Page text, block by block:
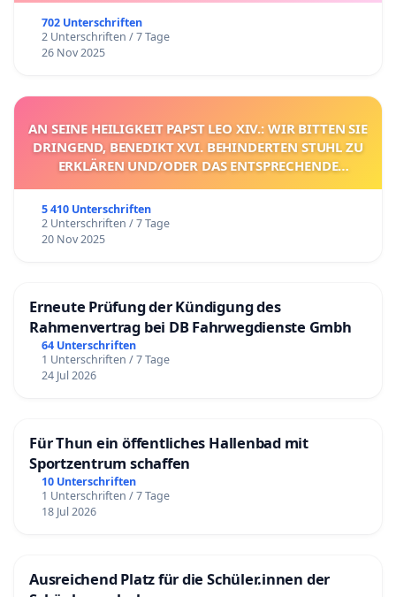
702 Unterschriften
2 Unterschriften / 7 Tage
26 Nov 2025
AN SEINE HEILIGKEIT PAPST LEO XIV.: WIR BITTEN SIE
DRINGEND, BENEDIKT XVI. BEHINDERTEN STUHL ZU
ERKLÄREN UND/ODER DAS ENTSPRECHENDE
5 410 Unterschriften
2 Unterschriften / 7 Tage
20 Nov 2025
Erneute Prüfung der Kündigung des
Rahmenvertrag bei DB Fahrwegdienste Gmbh
64 Unterschriften
1 Unterschriften / 7 Tage
24 Jul 2026
Für Thun ein öffentliches Hallenbad mit
Sportzentrum schaffen
10 Unterschriften
1 Unterschriften / 7 Tage
18 Jul 2026
Ausreichend Platz für die Schüler.innen der